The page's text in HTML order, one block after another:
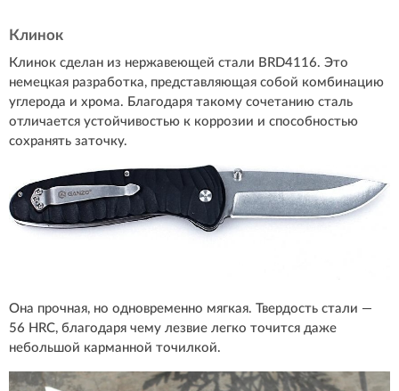
Клинок
Клинок сделан из нержавеющей стали BRD4116. Это
немецкая разработка, представляющая собой комбинацию
углерода и хрома. Благодаря такому сочетанию сталь
отличается устойчивостью к коррозии и способностью
сохранять заточку.
Она прочная, но одновременно мягкая. Твердость стали —
56 HRC, благодаря чему лезвие легко точится даже
небольшой карманной точилкой.